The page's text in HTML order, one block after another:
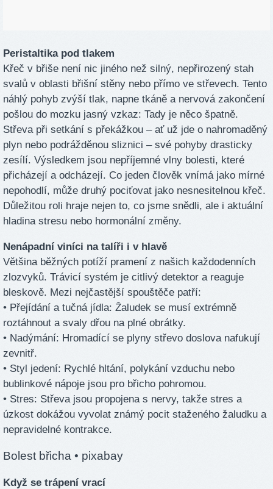
Peristaltika pod tlakem
Křeč v břiše není nic jiného než silný, nepřirozený stah
svalů v oblasti břišní stěny nebo přímo ve střevech. Tento
náhlý pohyb zvýší tlak, napne tkáně a nervová zakončení
pošlou do mozku jasný vzkaz: Tady je něco špatně.
Střeva při setkání s překážkou – ať už jde o nahromaděný
plyn nebo podrážděnou sliznici – své pohyby drasticky
zesílí. Výsledkem jsou nepříjemné vlny bolesti, které
přicházejí a odcházejí. Co jeden člověk vnímá jako mírné
nepohodlí, může druhý pociťovat jako nesnesitelnou křeč.
Důležitou roli hraje nejen to, co jsme snědli, ale i aktuální
hladina stresu nebo hormonální změny.
Nenápadní viníci na talíři i v hlavě
Většina běžných potíží pramení z našich každodenních
zlozvyků. Trávicí systém je citlivý detektor a reaguje
bleskově. Mezi nejčastější spouštěče patří:
• Přejídání a tučná jídla: Žaludek se musí extrémně
roztáhnout a svaly dřou na plné obrátky.
• Nadýmání: Hromadící se plyny střevo doslova nafukují
zevnitř.
• Styl jedení: Rychlé hltání, polykání vzduchu nebo
bublinkové nápoje jsou pro břicho pohromou.
• Stres: Střeva jsou propojena s nervy, takže stres a
úzkost dokážou vyvolat známý pocit staženého žaludku a
nepravidelné kontrakce.
Bolest břicha • pixabay
Když se trápení vrací